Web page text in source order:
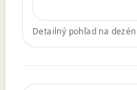
Detailný pohľad na